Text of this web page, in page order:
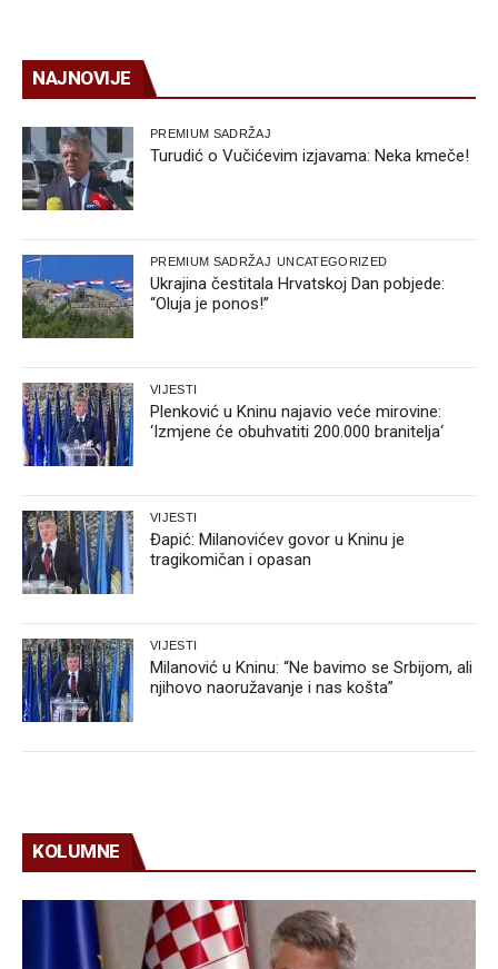
NAJNOVIJE
PREMIUM SADRŽAJ
Turudić o Vučićevim izjavama: Neka kmeče!
PREMIUM SADRŽAJ UNCATEGORIZED
Ukrajina čestitala Hrvatskoj Dan pobjede:
“Oluja je ponos!”
VIJESTI
Plenković u Kninu najavio veće mirovine:
‘Izmjene će obuhvatiti 200.000 branitelja‘
VIJESTI
Đapić: Milanovićev govor u Kninu je
tragikomičan i opasan
VIJESTI
Milanović u Kninu: “Ne bavimo se Srbijom, ali
njihovo naoružavanje i nas košta”
KOLUMNE